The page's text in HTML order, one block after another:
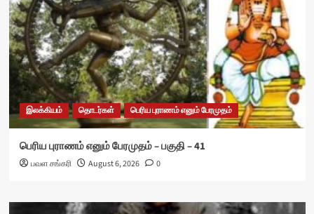
இலக்கியம் தொடர்கள் பெரிய புராணம் எனும் பேரமுதம்
பெரிய புராணம் எனும் பேரமுதம் – பகுதி – 41
பவள சங்கரி August 6, 2026 0